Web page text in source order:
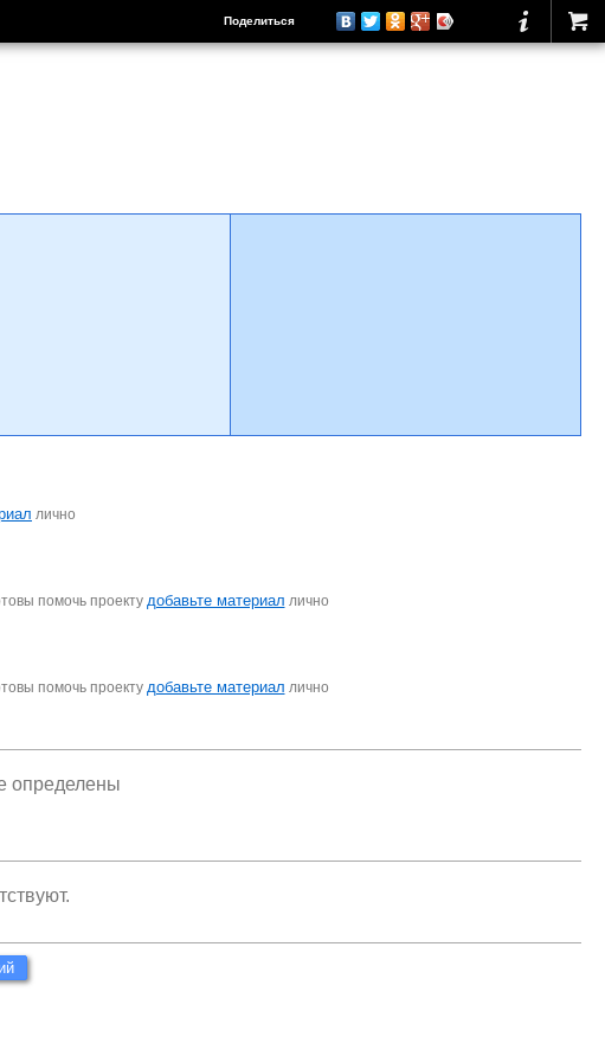
Поделиться
лично
помочь проекту добавьте материал лично
помочь проекту добавьте материал лично
определены